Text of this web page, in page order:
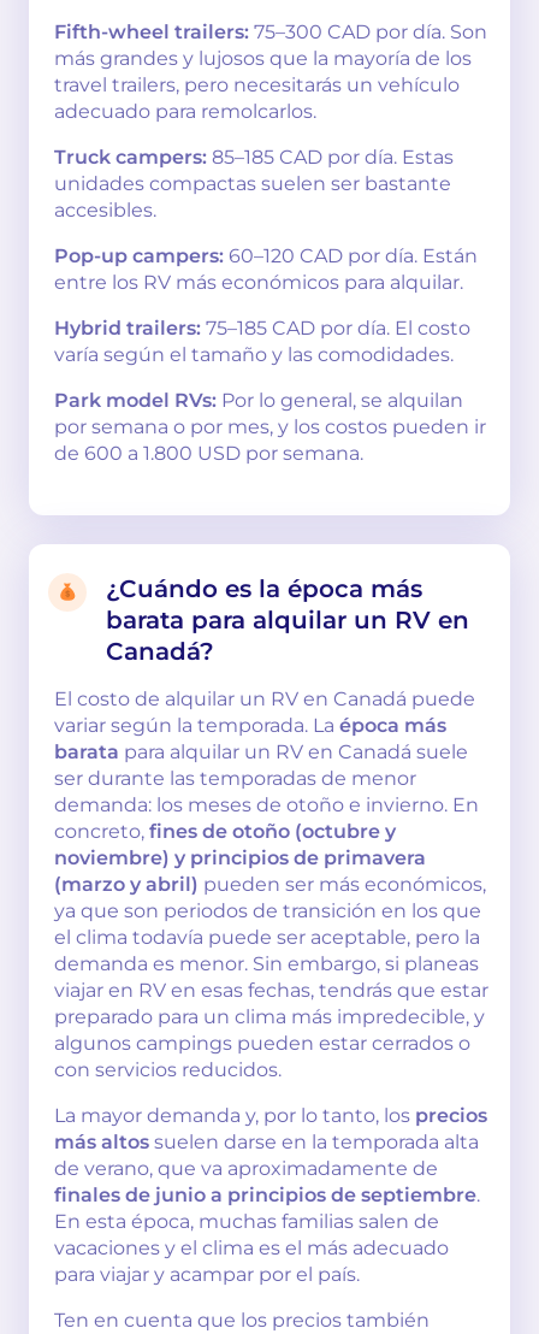
Fifth-wheel trailers: 75–300 CAD por día. Son
más grandes y lujosos que la mayoría de los
travel trailers, pero necesitarás un vehículo
adecuado para remolcarlos.
Truck campers: 85–185 CAD por día. Estas
unidades compactas suelen ser bastante
accesibles.
Pop-up campers: 60–120 CAD por día. Están
entre los RV más económicos para alquilar.
Hybrid trailers: 75–185 CAD por día. El costo
varía según el tamaño y las comodidades.
Park model RVs: Por lo general, se alquilan
por semana o por mes, y los costos pueden ir
de 600 a 1.800 USD por semana.
¿Cuándo es la época más
barata para alquilar un RV en
Canadá?
El costo de alquilar un RV en Canadá puede
variar según la temporada. La época más
barata para alquilar un RV en Canadá suele
ser durante las temporadas de menor
demanda: los meses de otoño e invierno. En
concreto, fines de otoño (octubre y
noviembre) y principios de primavera
(marzo y abril) pueden ser más económicos,
ya que son periodos de transición en los que
el clima todavía puede ser aceptable, pero la
demanda es menor. Sin embargo, si planeas
viajar en RV en esas fechas, tendrás que estar
preparado para un clima más impredecible, y
algunos campings pueden estar cerrados o
con servicios reducidos.
La mayor demanda y, por lo tanto, los precios
más altos suelen darse en la temporada alta
de verano, que va aproximadamente de
finales de junio a principios de septiembre.
En esta época, muchas familias salen de
vacaciones y el clima es el más adecuado
para viajar y acampar por el país.
Ten en cuenta que los precios también